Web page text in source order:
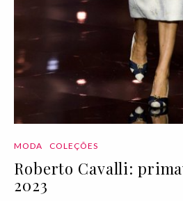
MODA COLEÇÕES
Roberto Cavalli:
2023